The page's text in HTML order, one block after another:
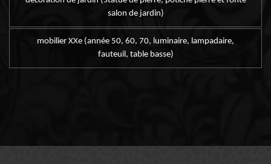
salon de jardin)
mobilier XXe (année 50, 60, 70, luminaire, lampadaire,
fauteuil, table basse)